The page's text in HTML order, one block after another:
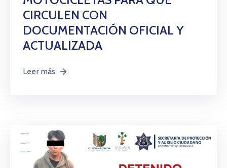
CIRCULEN CON
DOCUMENTACIÓN OFICIAL Y
ACTUALIZADA
Leer más